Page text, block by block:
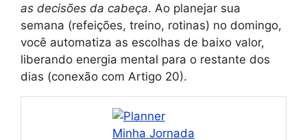
as decisões da cabeça. Ao planejar sua
semana (refeições, treino, rotinas) no domingo,
você automatiza as escolhas de baixo valor,
liberando energia mental para o restante dos
dias (conexão com Artigo 20).